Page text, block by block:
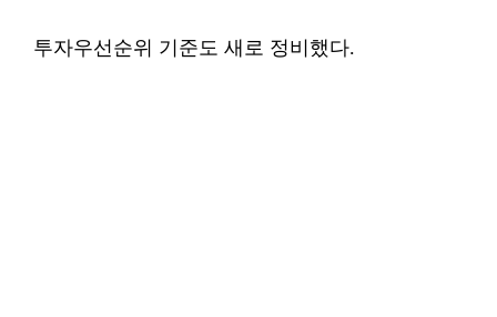
투자우선순위 기준도 새로 정비했다.